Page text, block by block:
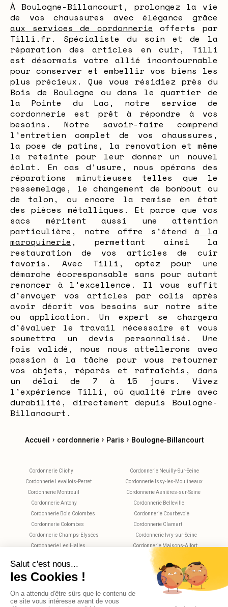
À Boulogne-Billancourt, prolongez la vie
de vos chaussures avec élégance grâce
aux services de cordonnerie offerts par
Tilli.fr. Spécialiste du soin et de la
réparation des articles en cuir, Tilli
est désormais votre allié incontournable
pour conserver et embellir vos biens les
plus précieux. Que vous résidiez près du
Bois de Boulogne ou dans le quartier de
la Pointe du Lac, notre service de
cordonnerie est prêt à répondre à vos
besoins. Notre savoir-faire comprend
l'entretien complet de vos chaussures,
la pose de patins, la renovation et même
la reteinte pour leur donner un nouvel
éclat. En cas d'usure, nous opérons des
réparations minutieuses telles que le
ressemelage, le changement de bonbout ou
de talon, ou encore la remise en état
des pièces métalliques. Et parce que vos
sacs méritent aussi une attention
particulière, notre offre s'étendà la
maroquinerie , permettant ainsi la
restauration de vos articles de cuir
favoris. Avec Tilli, optez pour une
démarche écoresponsable sans pour autant
renoncer à l'excellence. Il vous suffit
d'envoyer vos articles par colis après
avoir décrit vos besoins sur notre site
ou application. Un expert se chargera
d'évaluer le travail nécessaire et vous
soumettra un devis personnalisé. Une
fois validé, nous nous attellerons avec
passion à la tâche pour vous retourner
vos objets, réparés et rafraîchis, dans
un délai de 7 à 15 jours. Vivez
l'expérience Tilli, où qualité rime avec
durabilité, directement depuis Boulogne-
Billancourt.
Accueil › cordonnerie › Paris › Boulogne-Billancourt
Cordonnerie Clichy
Cordonnerie Neuilly-Sur-Seine
Cordonnerie Levallois-Perret
Cordonnerie Issy-les-Moulineaux
Cordonnerie Montreuil
Cordonnerie Asnières-sur-Seine
Cordonnerie Antony
Cordonnerie Belleville
Cordonnerie Bois Colombes
Cordonnerie Courbevoie
Cordonnerie Colombes
Cordonnerie Clamart
Cordonnerie Champs-Elysées
Cordonnerie Ivry-sur-Seine
Cordonnerie Les Halles
Cordonnerie Maisons-Alfort
Cordonnerie Nanterre
Cordonnerie Plaisance
Cordonnerie Saint-Maur-des-Fossés
Cordonnerie Rueil-Malmaison
Cordonnerie Rochechouart
Cordonnerie Villejuif
Cordonnerie Versailles